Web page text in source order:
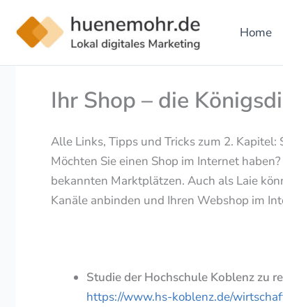
Inhalt
springen
Home
Ihr Shop – die
Alle Links, Tipps und Tricks zum 2. Kapitel:
Möchten Sie einen Shop im Internet
bekannten Marktplätzen. Auch als Laie
Kanäle anbinden und Ihren Webshop im
Studie der Hochschule Koblenz zu
https://www.hs-koblenz.de/